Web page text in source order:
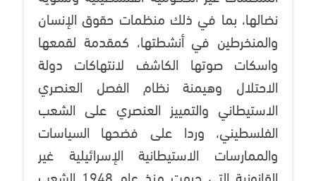
نضالها، بما في ذلك منظمات حقوق الإنسان
والمنخرطين في أنشطتها، كمقدمة لقمعها
واسكات صوتها الكاشف لانتهاكات دولة
الاحتلال وهيمنة نظام الفصل العنصري
الاستيطاني والتمييز العنصري على الشعب
الفلسطيني، وردا على فضحها السياسات
والممارسات الاستيطانية الإسرائيلية غير